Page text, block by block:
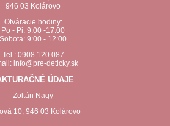
946 03 Kolárovo
Otváracie hodiny:
Po - Pi: 9:00 -17:00
Sobota: 9:00 - 12:00
Tel.: 0908 120 087
info@pre-deticky.sk
ÚDAJE
Zoltán Nagy
10, 946 03 Kolárovo